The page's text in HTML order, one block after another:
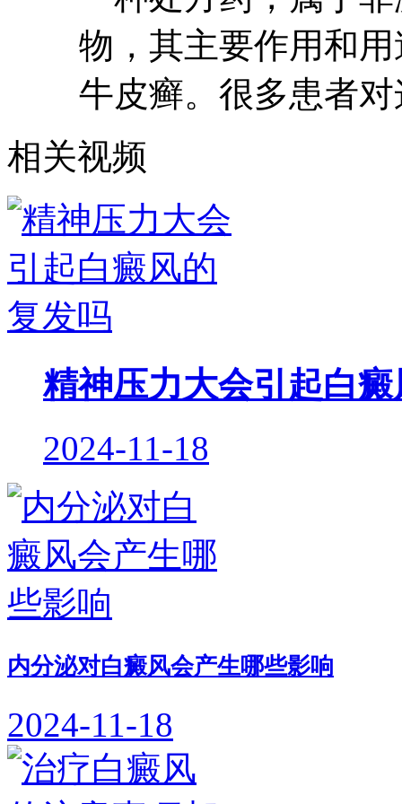
物，其主要作用和
牛皮癣。很多患者
相关视频
精神压力大会引起白
2024-11-18
内分泌对白癜风会产生哪些影响
2024-11-18